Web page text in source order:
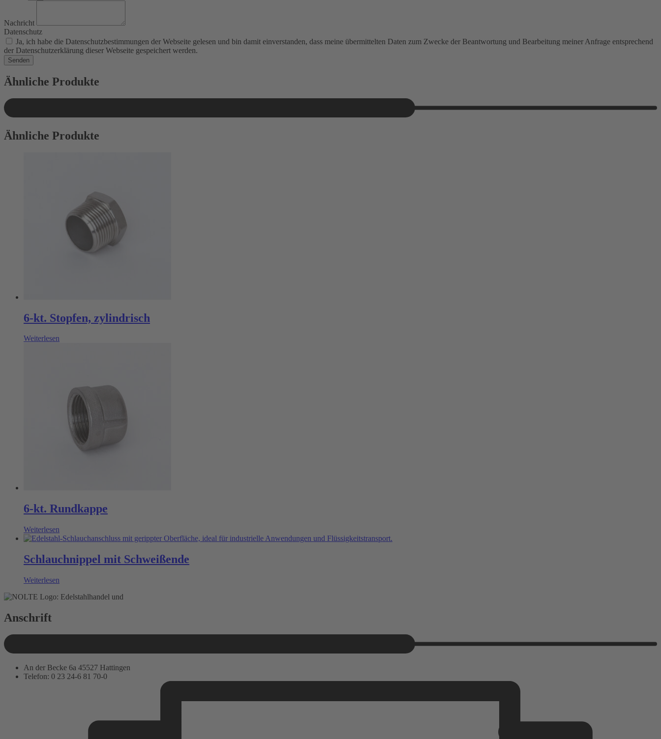
Nachricht
Datenschutz
Ja, ich habe die Datenschutzbestimmungen der Webseite gelesen und bin damit einverstanden, dass meine übermittelten Daten zum Zwecke der Beantwortung und Bearbeitung meiner Anfrage entsprechend
der Datenschutzerklärung dieser Webseite gespeichert werden.
Senden
Ähnliche Produkte
Ähnliche Produkte
6-kt. Stopfen, zylindrisch
Weiterlesen
6-kt. Rundkappe
Weiterlesen
Schlauchnippel mit Schweißende
Weiterlesen
Anschrift
An der Becke 6a 45527 Hattingen
Telefon: 0 23 24-6 81 70-0